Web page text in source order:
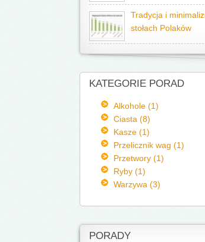
Tradycja i
stołach Polaków
KATEGORIE PORAD
Alkohole (1)
Ciasta (8)
Kasze (1)
Przelicznik wag (1)
Przetwory (1)
Ryby (1)
Warzywa (3)
PORADY